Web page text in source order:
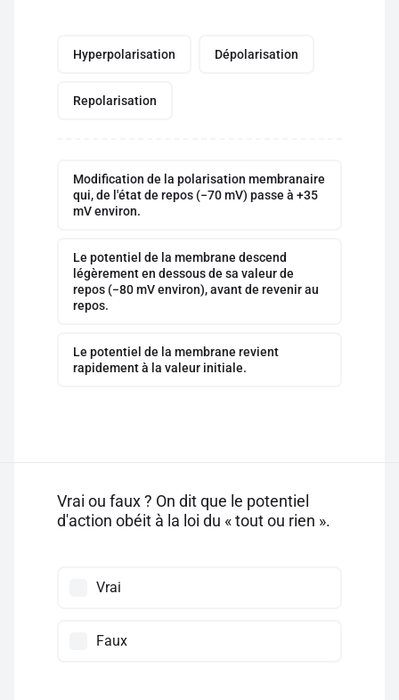
Hyperpolarisation Dépolarisation
Repolarisation
Modification de la polarisation membranaire
qui, de l'état de repos (−70 mV) passe à +35
mV environ.
Le potentiel de la membrane descend
légèrement en dessous de sa valeur de
repos (−80 mV environ), avant de revenir au
repos.
Le potentiel de la membrane revient
rapidement à la valeur initiale.
Vrai ou faux ? On dit que le potentiel
d'action obéit à la loi du « tout ou rien ».
Vrai
Faux